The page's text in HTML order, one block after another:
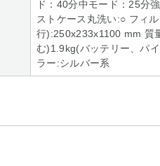
ド：40分中モード：25分
ストケース丸洗い:○ フィ
行):250x233x1100 mm 質
む)1.9kg(バッテリー、パ
ラー:シルバー系